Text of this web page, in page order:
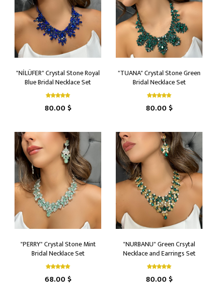
"NİLÜFER" Crystal Stone Royal
Blue Bridal Necklace Set
80.00 $
"TUANA" Crystal Stone Green
Bridal Necklace Set
80.00 $
"PERRY" Crystal Stone Mint
Bridal Necklace Set
68.00 $
"NURBANU" Green Crsytal
Necklace and Earrings Set
80.00 $